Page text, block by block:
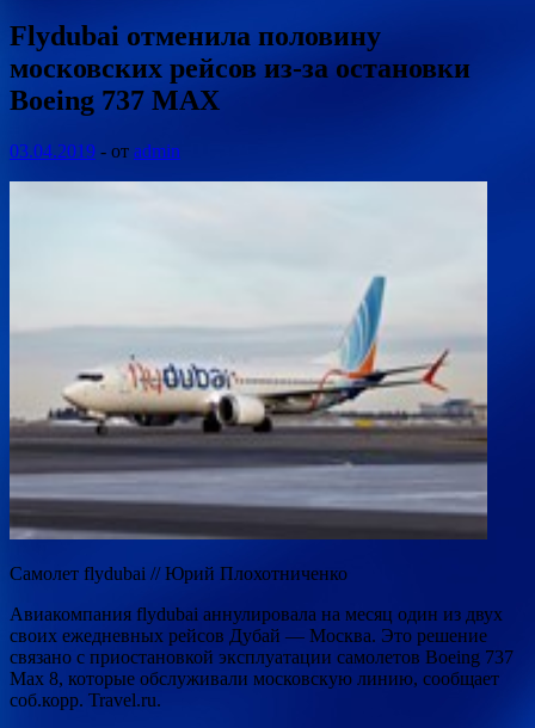
Flydubai отменила половину
московских рейсов из-за остановки
Boeing 737 MAX
03.04.2019 - от admin
Самолет flydubai // Юрий Плохотниченко
Авиакомпания flydubai аннулировала на месяц один из двух
своих ежедневных рейсов Дубай — Москва. Это решение
связано с приостановкой эксплуатации самолетов Boeing 737
Max 8, которые обслуживали московскую линию, сообщает
соб.корр. Travel.ru.